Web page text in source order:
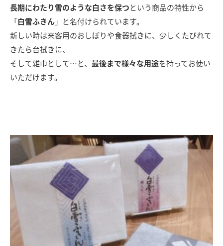
長期にわたり雪のような白さを保つという商品の特性から
「白雪ふきん」と名付けられています。
新しい時は来客用のおしぼりや食器拭きに、少しくたびれて
きたら台拭きに、
そして雑巾として…と、 最後まで様々な用途を持ってお使い
いただけます。